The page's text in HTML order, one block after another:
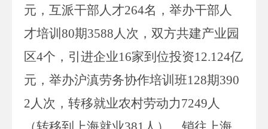
元，互派干部人才264名，举办干部人
才培训 80期3588人次，双方共建产业园
区4个，引进企业16家到位投资12.124亿
元，举办沪滇劳务协作培训班128期390
2人次，转移就业农村劳动力7249人